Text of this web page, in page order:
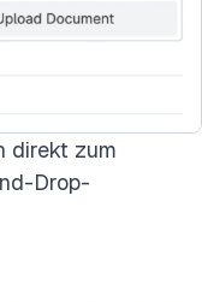
direkt zum
Drop-